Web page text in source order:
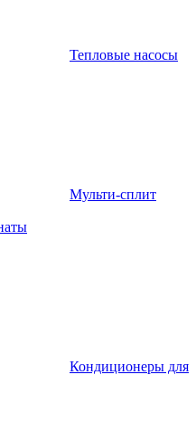
Тепловые насосы
Мульти-сплит
Кондиционеры для